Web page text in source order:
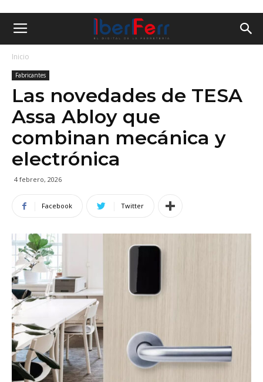
Inicio
Fabricantes
Las novedades de TESA
Assa Abloy que
combinan mecánica y
electrónica
4 febrero, 2026
Facebook Twitter